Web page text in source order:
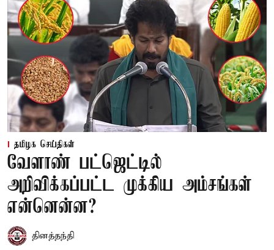
தமிழக செய்திகள்
வேளாண் பட்ஜெட்டில்
அறிவிக்கப்பட்ட முக்கிய அம்சங்கள்
என்னென்ன?
தினத்தந்தி